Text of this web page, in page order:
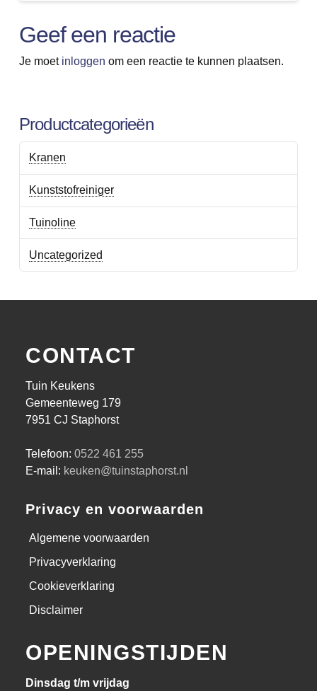
Geef een reactie
Je moet inloggen om een reactie te kunnen plaatsen.
Productcategorieën
Kranen
Kunststofreiniger
Tuinoline
Uncategorized
CONTACT
Tuin Keukens
Gemeenteweg 179
7951 CJ Staphorst
Telefoon: 0522 461 255
E-mail: keuken@tuinstaphorst.nl
Privacy en voorwaarden
Algemene voorwaarden
Privacyverklaring
Cookieverklaring
Disclaimer
OPENINGSTIJDEN
Dinsdag t/m vrijdag